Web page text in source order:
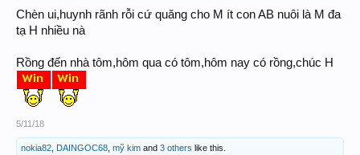
Chèn ui,huynh rãnh rỗi cứ quăng cho M ít con AB nuôi là M đa
tạ H nhiều nà
Rồng đến nhà tôm,hôm qua có tôm,hôm nay có rồng,chúc H
5/11/18
nokia82 DAINGOC68 mỹ kim and 3 others like this.